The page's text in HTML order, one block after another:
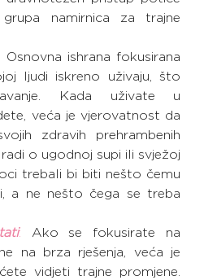
grupa namirnica za trajne
Osnovna ishrana fokusirana
ljudi iskreno uživaju, što
Kada uživate u
veća je vjerovatnost da
zdravih prehrambenih
o ugodnoj supi ili svježoj
trebali bi biti nešto čemu
a ne nešto čega se treba
: Ako se fokusirate na
na brza rješenja, veća je
vidjeti trajne promjene.